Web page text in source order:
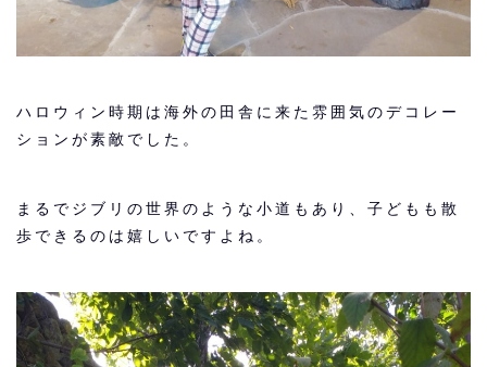
ハロウィン時期は海外の田舎に来た雰囲気のデコレー
ションが素敵でした。
まるでジブリの世界のような小道もあり、子どもも散
歩できるのは嬉しいですよね。